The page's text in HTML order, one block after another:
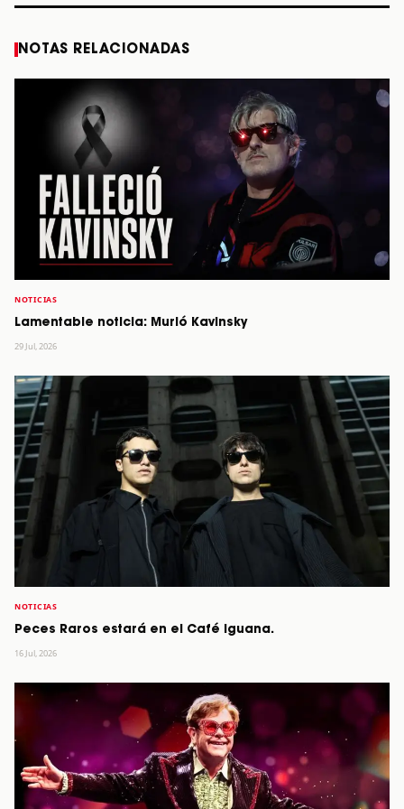
NOTAS RELACIONADAS
NOTICIAS
Lamentable noticia: Murió Kavinsky
29 Jul, 2026
NOTICIAS
Peces Raros estará en el Café Iguana.
16 Jul, 2026